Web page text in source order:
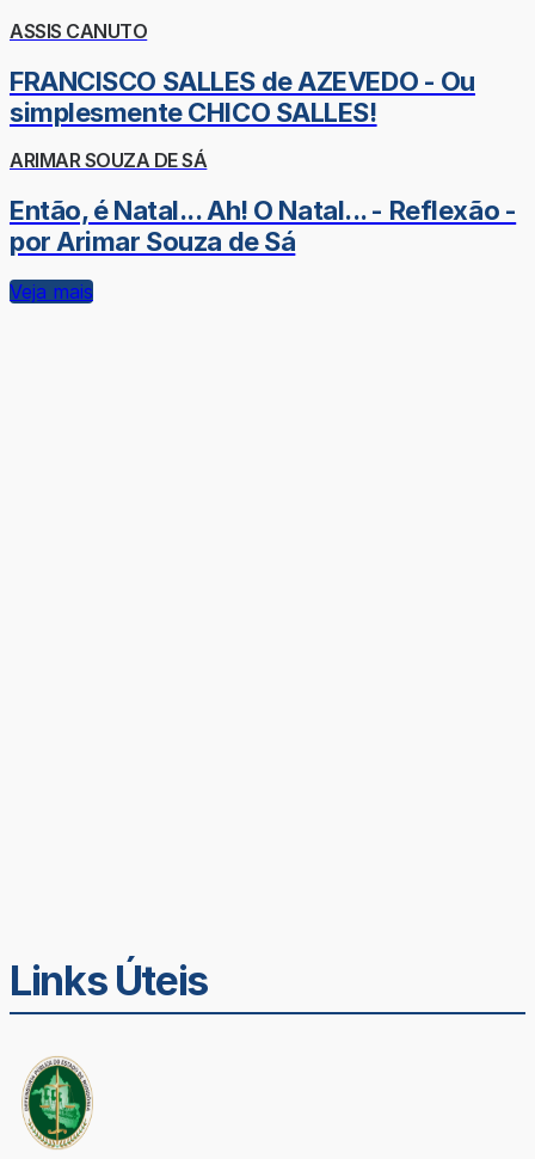
ASSIS CANUTO
FRANCISCO SALLES de AZEVEDO - Ou
simplesmente CHICO SALLES!
ARIMAR SOUZA DE SÁ
Então, é Natal... Ah! O Natal... - Reflexão -
por Arimar Souza de Sá
Veja mais
Links Úteis